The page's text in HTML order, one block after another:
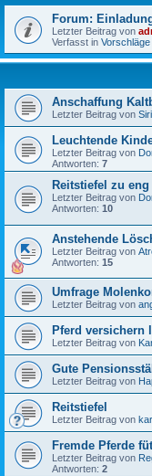
Forum:
Letzter Beitrag von
Verfasst in
Anschaffung
Letzter Beitrag von
Leuchtende
Letzter Beitrag von
Antworten: 7
Reitstiefel zu eng
Letzter Beitrag von
Antworten: 10
Anstehende
Letzter Beitrag von
Antworten: 15
Umfrage
Letzter Beitrag von
Pferd versichern
Letzter Beitrag von
Gute
Letzter Beitrag von
Reitstiefel
Letzter Beitrag von
Fremde Pferde
Letzter Beitrag von
Antworten: 2